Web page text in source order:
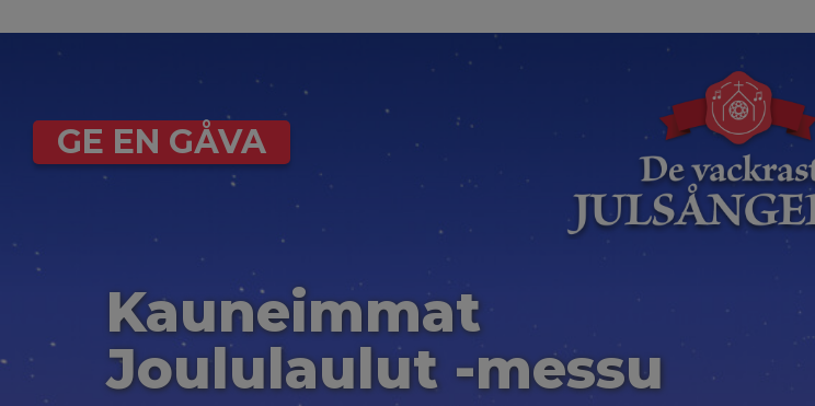
GE EN GÅVA
Kauneimmat
Joululaulut -messu